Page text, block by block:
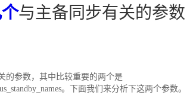
与主备同步有关的参数
的参数，其中比较重要的两个是
。下面我们来分析下这两个参数。